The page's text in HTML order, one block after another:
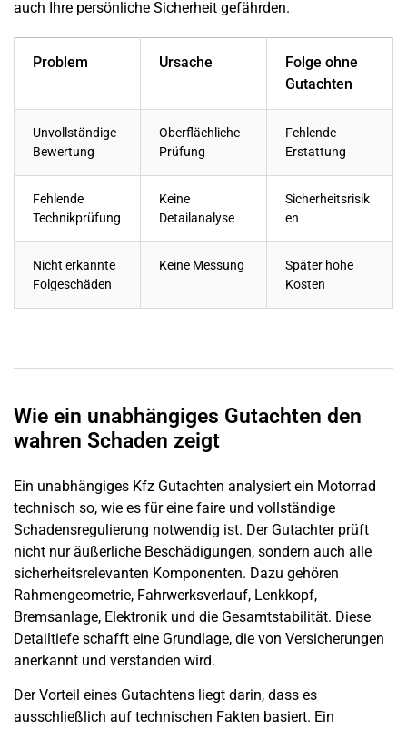
auch Ihre persönliche Sicherheit gefährden.
Problem Ursache
Folge ohne
Gutachten
Unvollständige
Bewertung
Oberflächliche
Prüfung
Fehlende
Erstattung
Fehlende
Technikprüfung
Keine
Detailanalyse
Sicherheitsrisik
en
Nicht erkannte
Folgeschäden
Keine Messung
Später hohe
Kosten
Wie ein unabhängiges Gutachten den
wahren Schaden zeigt
Ein unabhängiges Kfz Gutachten analysiert ein Motorrad
technisch so, wie es für eine faire und vollständige
Schadensregulierung notwendig ist. Der Gutachter prüft
nicht nur äußerliche Beschädigungen, sondern auch alle
sicherheitsrelevanten Komponenten. Dazu gehören
Rahmengeometrie, Fahrwerksverlauf, Lenkkopf,
Bremsanlage, Elektronik und die Gesamtstabilität. Diese
Detailtiefe schafft eine Grundlage, die von Versicherungen
anerkannt und verstanden wird.
Der Vorteil eines Gutachtens liegt darin, dass es
ausschließlich auf technischen Fakten basiert. Ein